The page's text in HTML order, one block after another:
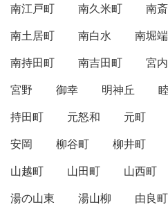
南江戸町
南久米町 南
南土居町
南白水 南堀
南持田町
南吉田町 宮内
宮野
御幸 明神丘
持田町
元怒和 元町
安岡
柳谷町 柳井町
山越町
山田町 山西町
湯の山東
湯山柳 由良町